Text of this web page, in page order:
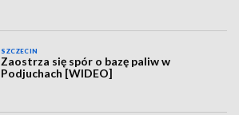
SZCZECIN
Zaostrza się spór o bazę paliw w
Podjuchach [WIDEO]